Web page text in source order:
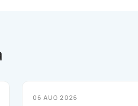
06 AUG 2026